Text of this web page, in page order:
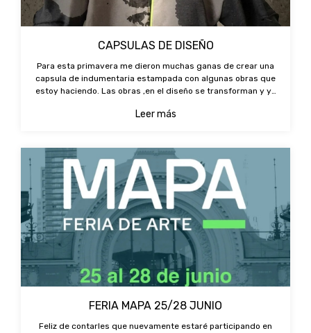
CAPSULAS DE DISEÑO
Para esta primavera me dieron muchas ganas de crear una
capsula de indumentaria estampada con algunas obras que
estoy haciendo. Las obras ,en el diseño se transforman y ya
Por eso el arte y
Leer más
FERIA MAPA 25/28 JUNIO
Feliz de contarles que nuevamente estaré participando en